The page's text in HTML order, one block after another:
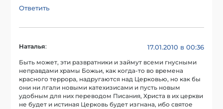
Ответить
Наталья: 17.01.2010 в 00:36
Быть может, эти развратники и займут всеми гнусными
неправдами храмы Божьи, как когда-то во времена
красного террора, надругаются над Церковью, но как бы
они ни лгали новыми катехизисами и пусть новым
удобным для них переводом Писания, Христа в их церкви
не будет и истиная Церковь будет изгнана, ибо святое